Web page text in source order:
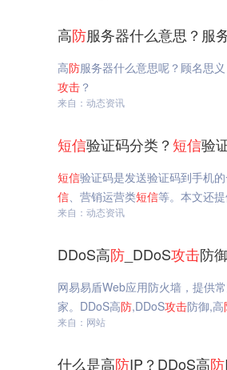
高防服务器什么意思？服
高防服务器什么意思呢？顾名思义
攻击 ？
来自：动态资讯
短信验证码分类？短信验
短信验证码是发送验证码到手机
信、营销运营类短信等。本文还
来自：动态资讯
DDoS高防 _DDoS攻击防
网易易盾Web应用防火墙，提供
家。DDoS高防,DDoS攻击防御,高
来自：网站
什么是高防IP？DDoS高防